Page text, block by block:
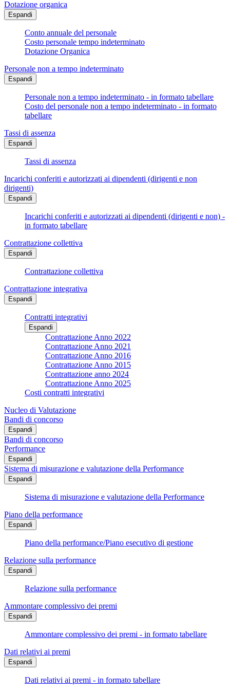
Dotazione organica
Espandi
Conto annuale del personale
Costo personale tempo indeterminato
Dotazione Organica
Personale non a tempo indeterminato
Espandi
Personale non a tempo indeterminato - in formato tabellare
Costo del personale non a tempo indeterminato - in formato
tabellare
Tassi di assenza
Espandi
Tassi di assenza
Incarichi conferiti e autorizzati ai dipendenti (dirigenti e non
dirigenti)
Espandi
Incarichi conferiti e autorizzati ai dipendenti (dirigenti e non) -
in formato tabellare
Contrattazione collettiva
Espandi
Contrattazione collettiva
Contrattazione integrativa
Espandi
Contratti integrativi
Espandi
Contrattazione Anno 2022
Contrattazione Anno 2021
Contrattazione Anno 2016
Contrattazione Anno 2015
Contrattazione anno 2024
Contrattazione Anno 2025
Costi contratti integrativi
Nucleo di Valutazione
Bandi di concorso
Espandi
Bandi di concorso
Performance
Espandi
Sistema di misurazione e valutazione della Performance
Espandi
Sistema di misurazione e valutazione della Performance
Piano della performance
Espandi
Piano della performance/Piano esecutivo di gestione
Relazione sulla performance
Espandi
Relazione sulla performance
Ammontare complessivo dei premi
Espandi
Ammontare complessivo dei premi - in formato tabellare
Dati relativi ai premi
Espandi
Dati relativi ai premi - in formato tabellare